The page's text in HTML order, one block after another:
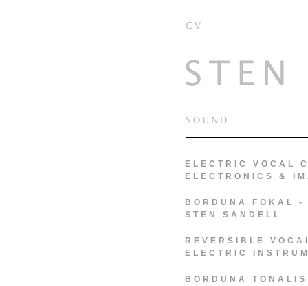
ELECTRIC VOCAL
ELECTRONICS &
BORDUNA FOKAL
STEN SANDELL
REVERSIBLE
ELECTRIC
BORDUNA